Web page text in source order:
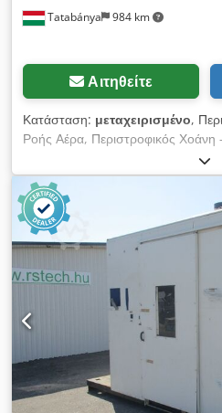
Tatabánya 984 km
Αιτηθείτε
Κατάσταση: μεταχειρισμένο,
Ροής Αέρα, Περιστροφικός Χοάνη
Κατασκευαστής: VEM / VEB
(Λαϊκή Δημοκρατία της
Συνολικές Διαστάσεις: Πλάτος:
Ύψος: 590 mm Τεχνικά
kW Ταχύτητα Εξόδου: 40
354 Nm Τάση: 220/380 V
3,6 A Codpfx Aezrwqnep Ijrf